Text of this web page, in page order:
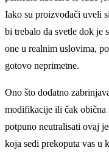
Iako su proizvođači uveli
bi trebalo da svetle dok je
one u realnim uslovima,
gotovo neprimetne.
Ono što dodatno
modifikacije ili čak obična
potpuno neutralisati ovaj
koja sedi prekoputa vas u